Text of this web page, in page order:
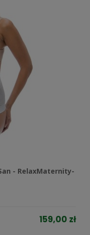
- RelaxMaternity-
159,00 zł